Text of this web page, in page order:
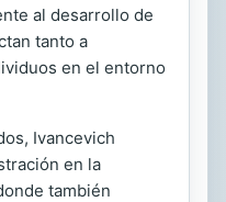
al desarrollo de
tanto a
en el entorno
Ivancevich
en la
también